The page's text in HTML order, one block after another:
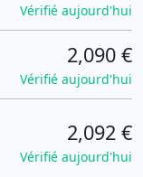
Vérifié aujourd'hui
2,090 €
Vérifié aujourd'hui
2,092 €
Vérifié aujourd'hui